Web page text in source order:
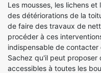
Les mousses, les lichens
des détériorations de la
de faire des travaux de
procéder à ces
indispensable de contacter
Sachez qu'il peut proposer
accessibles à toutes les